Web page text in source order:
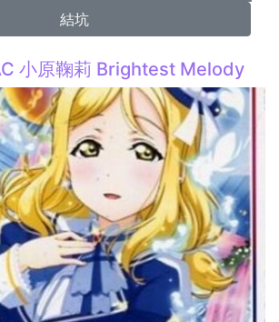
結坑
小原鞠莉 Brightest Melody